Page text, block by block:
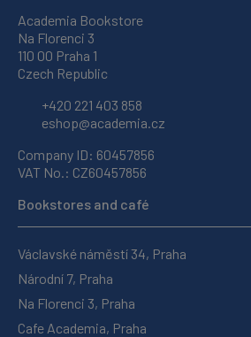
Academia Bookstore
Na Florenci 3
110 00 Praha 1
Czech Republic
+420 221 403 858
eshop@academia.cz
Company ID: 60457856
VAT No.: CZ60457856
Bookstores and café
Václavské náměstí 34, Praha
Národní 7, Praha
Na Florenci 3, Praha
Cafe Academia, Praha